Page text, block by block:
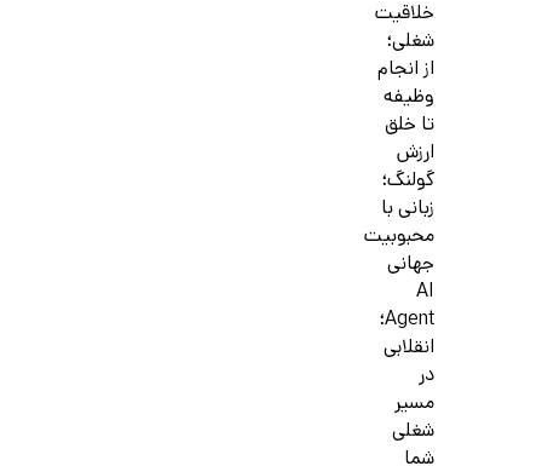
خلاقیت
شغلی؛
از انجام
وظیفه
تا خلق
ارزش
گولنگ؛
زبانی با
محبوبیت
جهانی
AI
Agent؛
انقلابی
در
مسیر
شغلی